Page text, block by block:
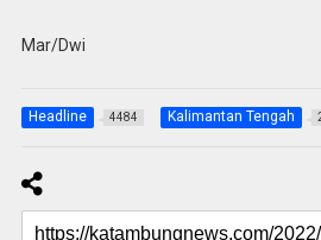
Mar/Dwi
Headline 4484 Kalimantan Tengah